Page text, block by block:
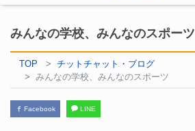
みんなの学校、みんなのスポーツ
TOP
チットチャット・ブログ
みんなの学校、みんなのスポーツ
Facebook LINE